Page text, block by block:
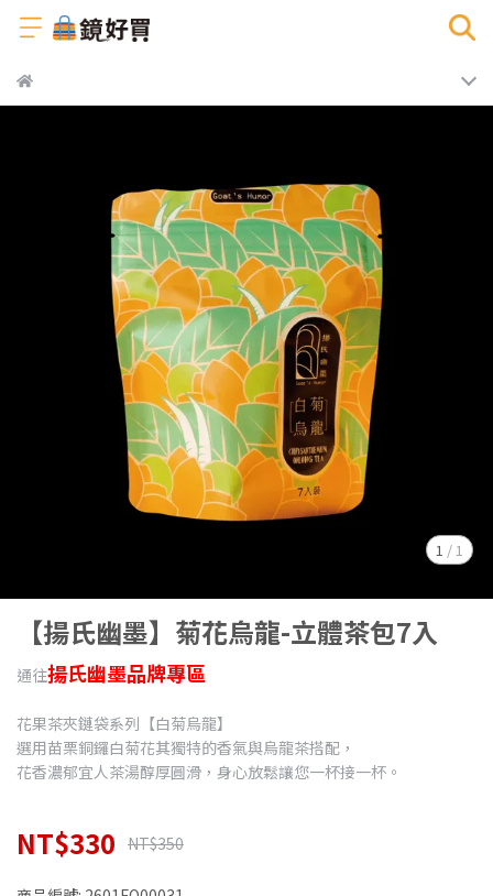
1 / 1
【揚氏幽墨】菊花烏龍-立體茶包7入
通往揚氏幽墨品牌專區
花果茶夾鏈袋系列【白菊烏龍】
選用苗栗銅鑼白菊花其獨特的香氣與烏龍茶搭配，
花香濃郁宜人茶湯醇厚圓滑，身心放鬆讓您一杯接一杯。
NT$330 NT$350